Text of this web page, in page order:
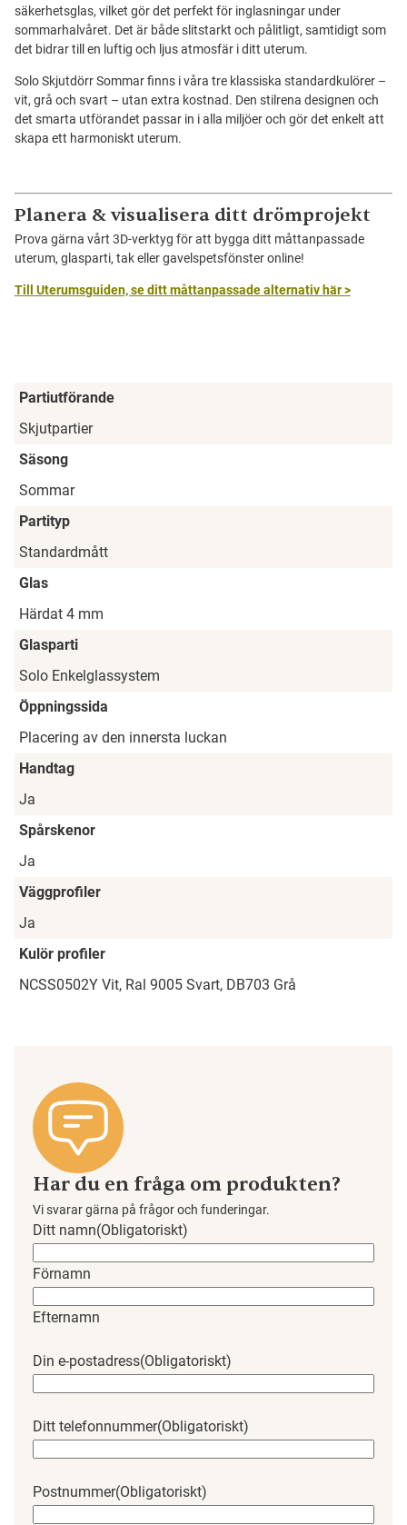
säkerhetsglas, vilket gör det perfekt för inglasningar under
sommarhalvåret. Det är både slitstarkt och pålitligt, samtidigt som
det bidrar till en luftig och ljus atmosfär i ditt uterum.
Solo Skjutdörr Sommar finns i våra tre klassiska standardkulörer –
vit, grå och svart – utan extra kostnad. Den stilrena designen och
det smarta utförandet passar in i alla miljöer och gör det enkelt att
skapa ett harmoniskt uterum.
Planera & visualisera ditt drömprojekt
Prova gärna vårt 3D-verktyg för att bygga ditt måttanpassade
uterum, glasparti, tak eller gavelspetsfönster online!
Till Uterumsguiden, se ditt måttanpassade alternativ här >
Partiutförande
Skjutpartier
Säsong
Sommar
Partityp
Standardmått
Glas
Härdat 4 mm
Glasparti
Solo Enkelglassystem
Öppningssida
Placering av den innersta luckan
Handtag
Ja
Spårskenor
Ja
Väggprofiler
Ja
Kulör profiler
NCSS0502Y Vit, Ral 9005 Svart, DB703 Grå
Har du en fråga om produkten?
Vi svarar gärna på frågor och funderingar.
Ditt namn(Obligatoriskt)
Förnamn
Efternamn
Din e-postadress(Obligatoriskt)
Ditt telefonnummer(Obligatoriskt)
Postnummer(Obligatoriskt)